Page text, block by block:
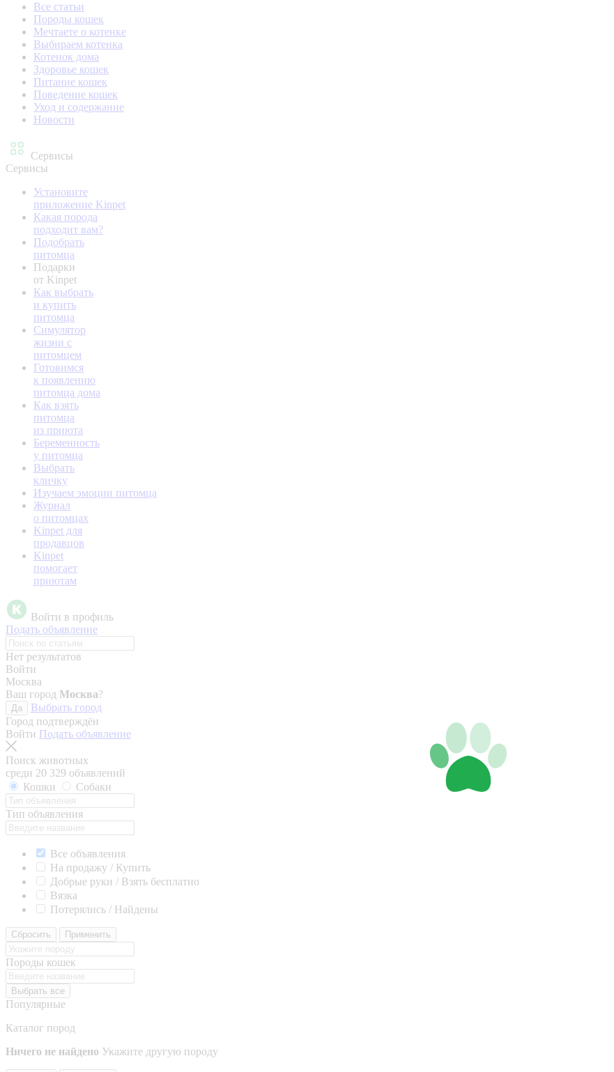
Все статьи
Породы кошек
Мечтаете о котенке
Выбираем котенка
Котенок дома
Здоровье кошек
Питание кошек
Поведение кошек
Уход и содержание
Новости
Сервисы
Сервисы
Установите
приложение Kinpet
Какая порода
подходит вам?
Подобрать
питомца
Подарки
от Kinpet
Как выбрать
и купить
питомца
Симулятор
жизни с
питомцем
Готовимся
к появлению
питомца дома
Как взять
питомца
из приюта
Беременность
у питомца
Выбрать
кличку
Изучаем эмоции питомца
Журнал
о питомцах
Kinpet для
продавцов
Kinpet
помогает
приютам
Войти в профиль
Подать объявление
Нет результатов
Войти
Москва
Ваш город Москва?
Да
Выбрать город
Город подтверждён
Войти Подать объявление
Поиск животных
среди 20 329 объявлений
Кошки
Собаки
Тип объявления
Все объявления
На продажу / Купить
Добрые руки / Взять бесплатно
Вязка
Потерялись / Найдены
Сбросить Применить
Породы кошек
Выбрать все
Популярные
Каталог пород
Ничего не найдено Укажите другую породу